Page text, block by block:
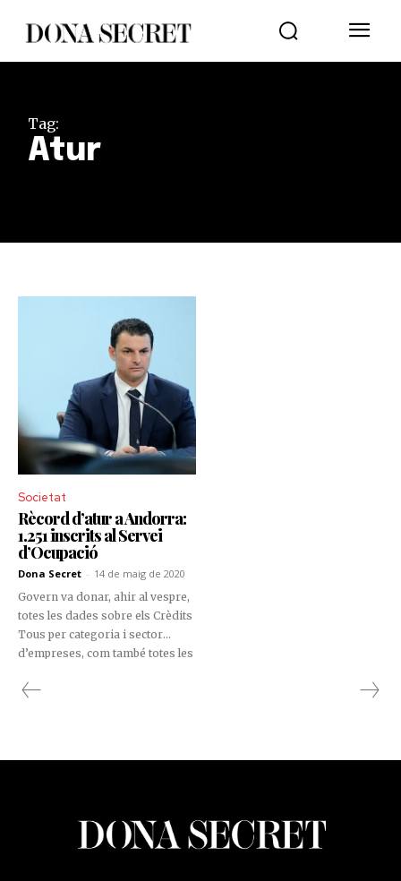
Tag:
Atur
Societat
Rècord d’atur a Andorra:
1.251 inscrits al Servei
d’Ocupació
Dona Secret - 14 de maig de 2020
Govern va donar, ahir al vespre,
totes les dades sobre els Crèdits
Tous per categoria i sector
d’empreses, com també totes les
d’Andorra en comparativa a les